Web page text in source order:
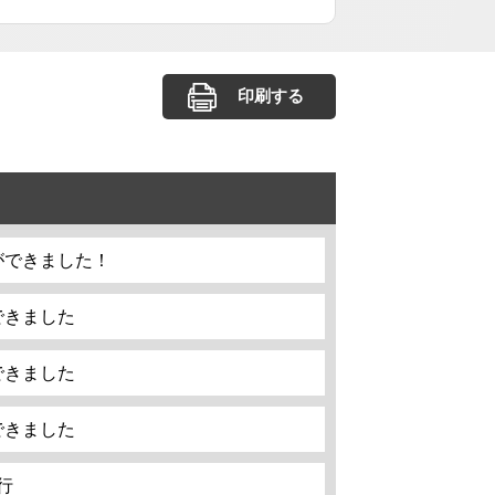
印刷する
きました！
ました
ました
ました